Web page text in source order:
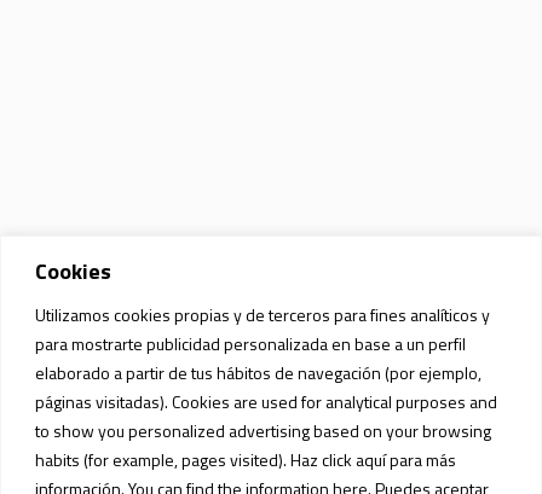
Cookies
Utilizamos cookies propias y de terceros para fines analíticos y
para mostrarte publicidad personalizada en base a un perfil
elaborado a partir de tus hábitos de navegación (por ejemplo,
páginas visitadas). Cookies are used for analytical purposes and
to show you personalized advertising based on your browsing
habits (for example, pages visited). Haz click aquí para más
información. You can find the information here. Puedes aceptar,